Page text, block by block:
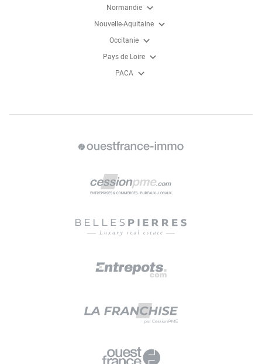
Normandie expand_more
Nouvelle-Aquitaine expand_more
Occitanie expand_more
Pays de Loire expand_more
PACA expand_more